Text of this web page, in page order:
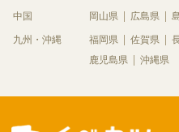
中国 岡山県 広島県
九州・沖縄 福岡県 佐賀県
鹿児島県
沖縄県